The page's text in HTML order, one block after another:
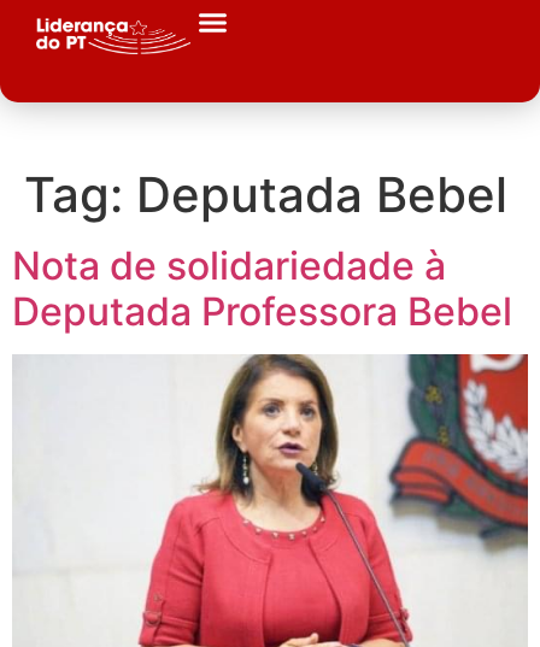
Tag: Deputada Bebel
Nota de solidariedade à
Deputada Professora Bebel